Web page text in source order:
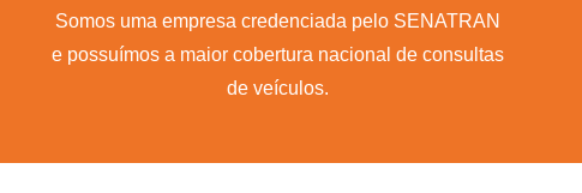
Somos uma empresa credenciada pelo SENATRAN
e possuímos a maior cobertura nacional de consultas
de veículos.